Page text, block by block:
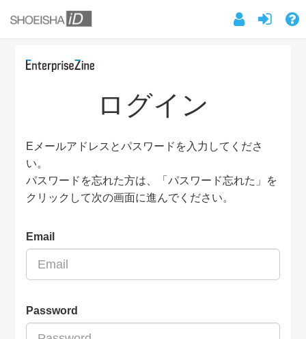
ログイン
Eメールアドレスとパスワードを入力してくださ
い。
パスワードを忘れた方は、「パスワード忘れた」を
クリックして次の画面に進んでください。
Email
Password